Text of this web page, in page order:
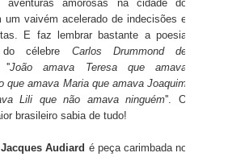
aventuras amorosas na cidade do
um vaivém acelerado de indecisões e
E faz lembrar bastante a poesia
do célebre Carlos Drummond de
''João amava Teresa que amava
que amava Maria que amava Joaquim
Lili que não amava ninguém''. O
brasileiro sabia de tudo!
Jacques Audiard é peça carimbada no